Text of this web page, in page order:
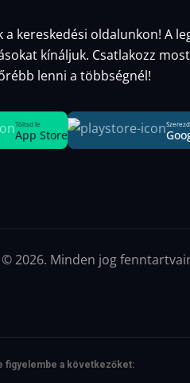
a kereskedési oldalunkon! A
kínáljuk. Csatlakozz
lenni a többségnél!
Töltsd le
App Store
2026. Minden jog fenntartva
figyelembe a következőket: